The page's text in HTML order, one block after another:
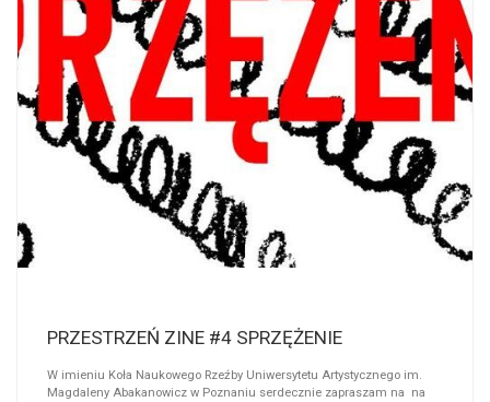
PRZESTRZEŃ ZINE #4 SPRZĘŻENIE
W imieniu Koła Naukowego Rzeźby Uniwersytetu Artystycznego im.
Magdaleny Abakanowicz w Poznaniu serdecznie zapraszam na na